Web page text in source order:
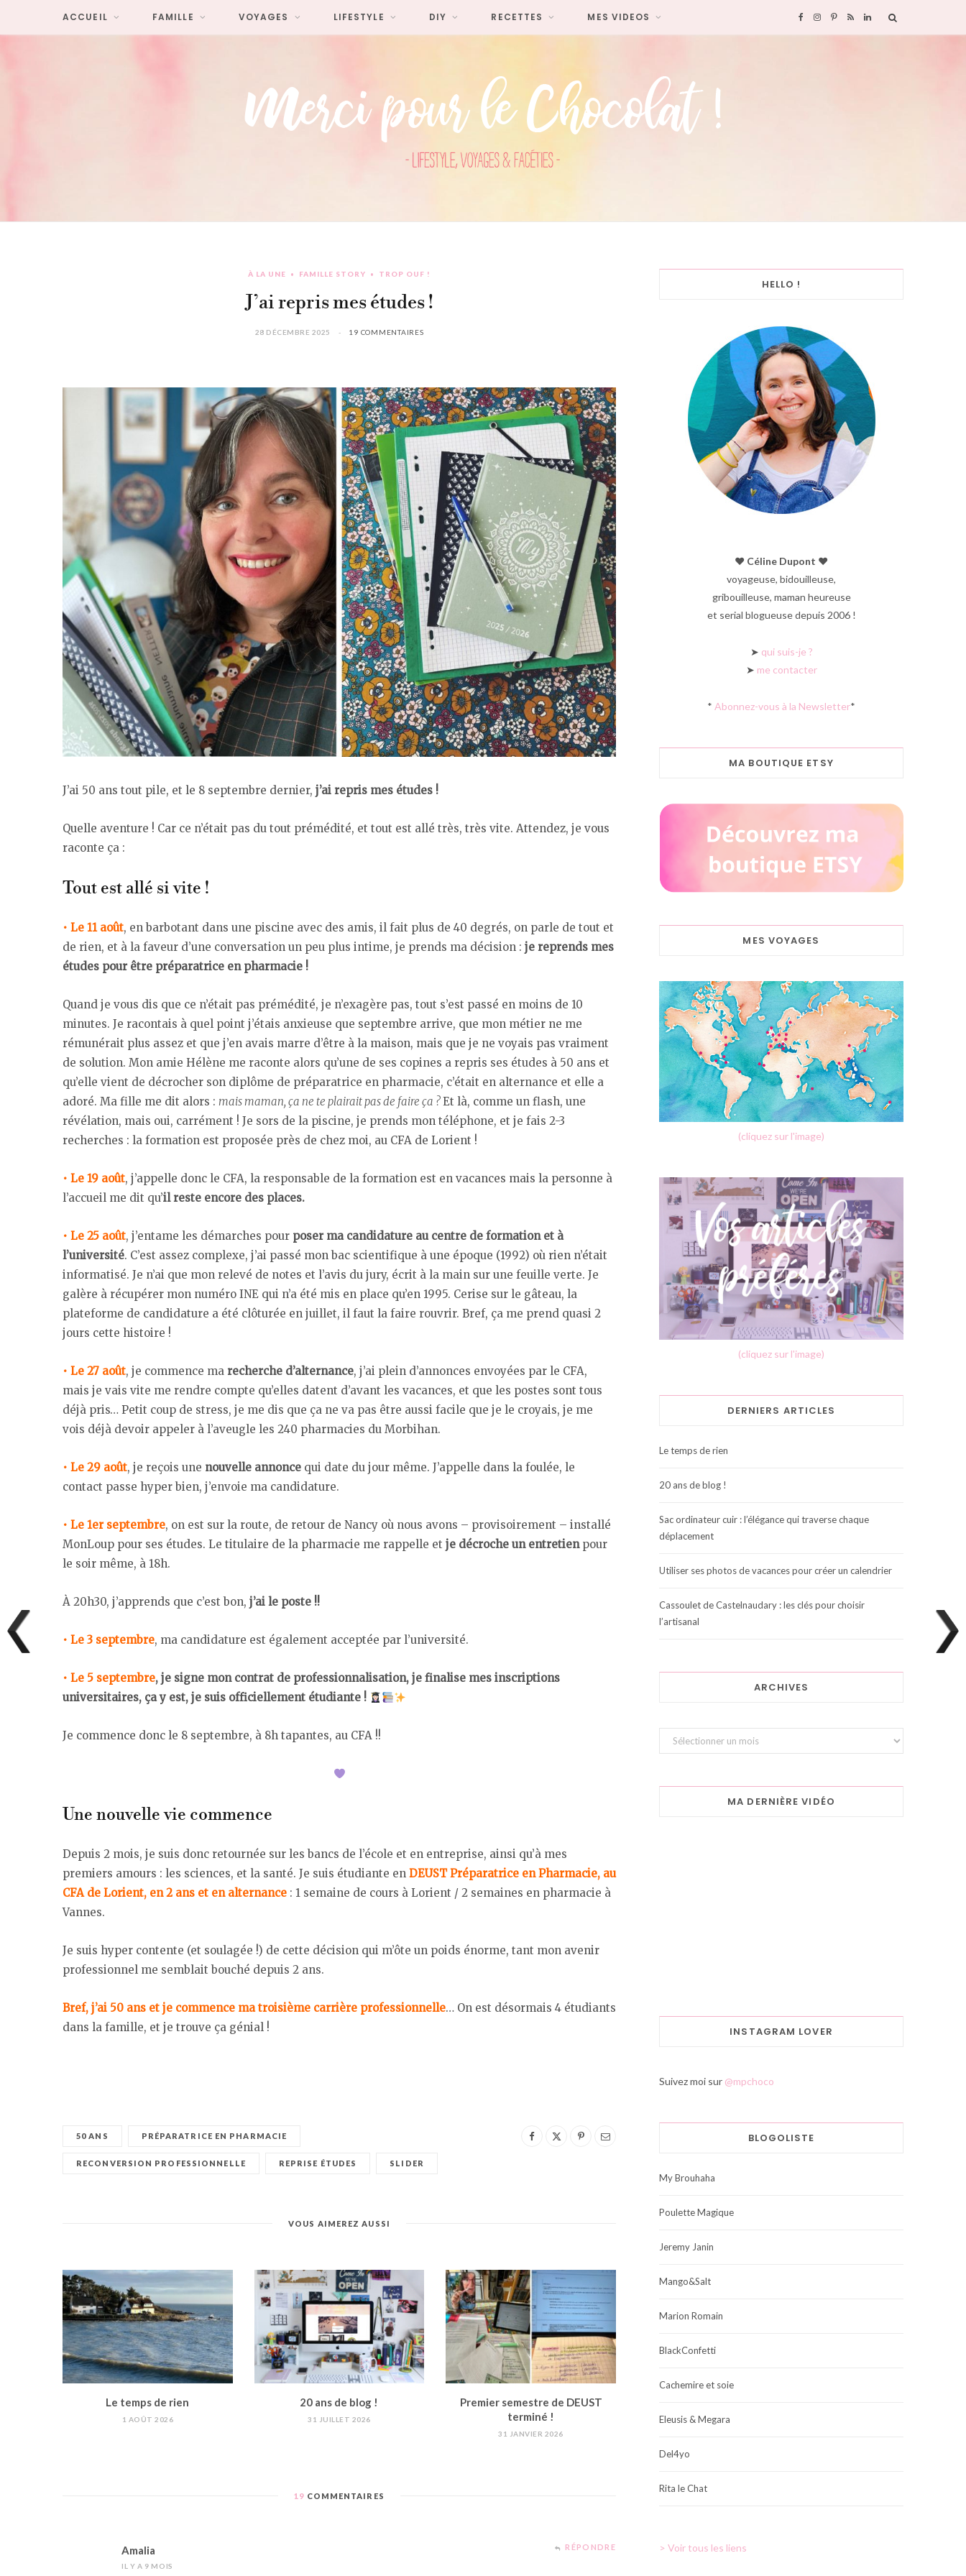
F
o
I
r
P
e
R L
I
ACCUEIL FAMILLE VOYAGES LIFESTYLE DIY RECETTES MES VIDEOS
À LA UNE FAMILLE STORY TROP OUF !
J’ai repris mes études !
28 DÉCEMBRE 2025 19 COMMENTAIRES
J’ai 50 ans tout pile, et le 8 septembre dernier, j’ai repris mes études !
Quelle aventure ! Car ce n’était pas du tout prémédité, et tout est allé très, très vite. Attendez, je vous
raconte ça :
Tout est allé si vite !
• Le 11 août, en barbotant dans une piscine avec des amis, il fait plus de 40 degrés, on parle de tout et
de rien, et à la faveur d’une conversation un peu plus intime, je prends ma décision : je reprends mes
études pour être préparatrice en pharmacie !
Quand je vous dis que ce n’était pas prémédité, je n’exagère pas, tout s’est passé en moins de 10
minutes. Je racontais à quel point j’étais anxieuse que septembre arrive, que mon métier ne me
rémunérait plus assez et que j’en avais marre d’être à la maison, mais que je ne voyais pas vraiment
de solution. Mon amie Hélène me raconte alors qu’une de ses copines a repris ses études à 50 ans et
qu’elle vient de décrocher son diplôme de préparatrice en pharmacie, c’était en alternance et elle a
adoré. Ma fille me dit alors : mais maman, ça ne te plairait pas de faire ça ?Et là, comme un flash, une
révélation, mais oui, carrément ! Je sors de la piscine, je prends mon téléphone, et je fais 2-3
recherches : la formation est proposée près de chez moi, au CFA de Lorient !
• Le 19 août, j’appelle donc le CFA, la responsable de la formation est en vacances mais la personne à
l’accueil me dit qu’il reste encore des places.
• Le 25 août, j’entame les démarches pour poser ma candidature au centre de formation et à
l’université. C’est assez complexe, j’ai passé mon bac scientifique à une époque (1992) où rien n’était
informatisé. Je n’ai que mon relevé de notes et l’avis du jury, écrit à la main sur une feuille verte. Je
galère à récupérer mon numéro INE qui n’a été mis en place qu’en 1995. Cerise sur le gâteau, la
plateforme de candidature a été clôturée en juillet, il faut la faire rouvrir. Bref, ça me prend quasi 2
jours cette histoire !
• Le 27 août, je commence ma recherche d’alternance, j’ai plein d’annonces envoyées par le CFA,
mais je vais vite me rendre compte qu’elles datent d’avant les vacances, et que les postes sont tous
déjà pris… Petit coup de stress, je me dis que ça ne va pas être aussi facile que je le croyais, je me
vois déjà devoir appeler à l’aveugle les 240 pharmacies du Morbihan.
• Le 29 août, je reçois une nouvelle annonce qui date du jour même. J’appelle dans la foulée, le
contact passe hyper bien, j’envoie ma candidature.
• Le 1er septembre, on est sur la route, de retour de Nancy où nous avons – provisoirement – installé
MonLoup pour ses études. Le titulaire de la pharmacie me rappelle et je décroche un entretienpour
le soir même, à 18h.
À 20h30, j’apprends que c’est bon, j’ai le poste !!
• Le 3 septembre, ma candidature est également acceptée par l’université.
• Le 5 septembre, je signe mon contrat de professionnalisation, je finalise mes inscriptions
universitaires, ça y est, je suis officiellement étudiante !
Je commence donc le 8 septembre, à 8h tapantes, au CFA !!
Une nouvelle vie commence
Depuis 2 mois, je suis donc retournée sur les bancs de l’école et en entreprise, ainsi qu’à mes
premiers amours : les sciences, et la santé. Je suis étudiante en DEUST Préparatrice en Pharmacie, au
CFA de Lorient, en 2 ans et en alternance : 1 semaine de cours à Lorient / 2 semaines en pharmacie à
Vannes.
Je suis hyper contente (et soulagée !) de cette décision qui m’ôte un poids énorme, tant mon avenir
professionnel me semblait bouché depuis 2 ans.
Bref, j’ai 50 ans et je commence ma troisième carrière professionnelle… On est désormais 4 étudiants
dans la famille, et je trouve ça génial !
50 ANS PRÉPARATRICE EN PHARMACIE
RECONVERSION PROFESSIONNELLE REPRISE ÉTUDES SLIDER
VOUS AIMEREZ AUSSI
Le temps de rien
1 AOÛT 2026
20 ans de blog !
31 JUILLET 2026
Premier semestre de DEUST
terminé !
31 JANVIER 2026
19 COMMENTAIRES
Amalia
IL Y A 9 MOIS
RÉPONDRE
HELLO !
♥︎ Céline Dupont ♥︎
voyageuse, bidouilleuse,
gribouilleuse, maman heureuse
et serial blogueuse depuis 2006 !
➤ qui suis-je ?
➤ me contacter
* Abonnez-vous à la Newsletter*
MA BOUTIQUE ETSY
MES VOYAGES
(cliquez sur l'image)
(cliquez sur l'image)
DERNIERS ARTICLES
Le temps de rien
20 ans de blog !
Sac ordinateur cuir : l’élégance qui traverse chaque
déplacement
Utiliser ses photos de vacances pour créer un calendrier
Cassoulet de Castelnaudary : les clés pour choisir
l’artisanal
ARCHIVES
Archives
MA DERNIÈRE VIDÉO
INSTAGRAM LOVER
Suivez moi sur @mpchoco
BLOGOLISTE
My Brouhaha
Poulette Magique
Jeremy Janin
Mango&Salt
Marion Romain
BlackConfetti
Cachemire et soie
Eleusis & Megara
Del4yo
Rita le Chat
> Voir tous les liens